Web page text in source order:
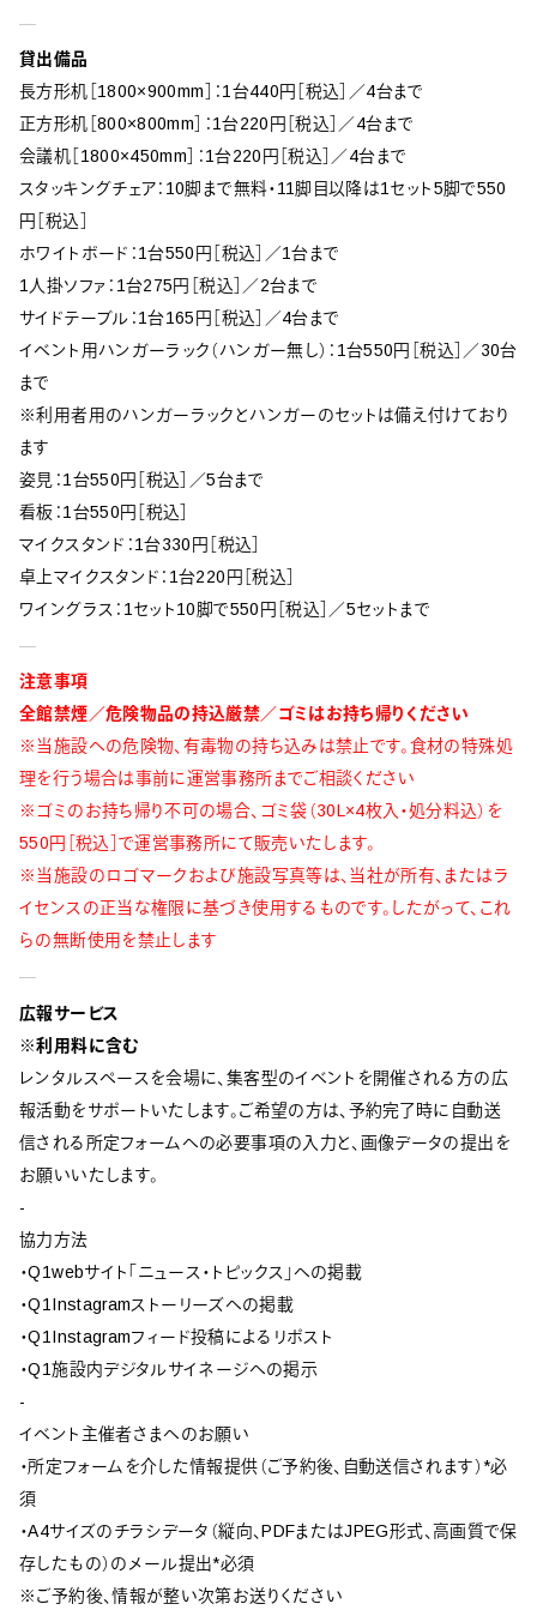
貸出備品
長方形机［1800×900mm］：1台440円［税込］／4台まで
正方形机［800×800mm］：1台220円［税込］／4台まで
会議机［1800×450mm］：1台220円［税込］／4台まで
スタッキングチェア：10脚まで無料・11脚目以降は1セット5脚で550
円［税込］
ホワイトボード：1台550円［税込］／1台まで
1人掛ソファ：1台275円［税込］／2台まで
サイドテーブル：1台165円［税込］／4台まで
イベント用ハンガーラック（ハンガー無し）：1台550円［税込］／30台
まで
※利用者用のハンガーラックとハンガーのセットは備え付けており
ます
姿見：1台550円［税込］／5台まで
看板：1台550円［税込］
マイクスタンド：1台330円［税込］
卓上マイクスタンド：1台220円［税込］
ワイングラス：1セット10脚で550円［税込］／5セットまで
注意事項
全館禁煙／危険物品の持込厳禁／ゴミはお持ち帰りください
※当施設への危険物、有毒物の持ち込みは禁止です。食材の特殊処
理を行う場合は事前に運営事務所までご相談ください
※ゴミのお持ち帰り不可の場合、ゴミ袋（30L×4枚入・処分料込）を
550円［税込］で運営事務所にて販売いたします。
※当施設のロゴマークおよび施設写真等は、当社が所有、またはラ
イセンスの正当な権限に基づき使用するものです。したがって、これ
らの無断使用を禁止します
広報サービス
※利用料に含む
レンタルスペースを会場に、集客型のイベントを開催される方の広
報活動をサポートいたします。ご希望の方は、予約完了時に自動送
信される所定フォームへの必要事項の入力と、画像データの提出を
お願いいたします。
-
協力方法
・Q1webサイト「ニュース・トピックス」への掲載
・Q1Instagramストーリーズへの掲載
・Q1Instagramフィード投稿によるリポスト
・Q1施設内デジタルサイネージへの掲示
-
イベント主催者さまへのお願い
・所定フォームを介した情報提供（ご予約後、自動送信されます）*必
須
・A4サイズのチラシデータ（縦向、PDFまたはJPEG形式、高画質で保
存したもの）のメール提出*必須
※ご予約後、情報が整い次第お送りください